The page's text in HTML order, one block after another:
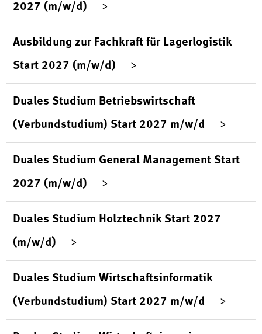
2027 (m/w/d)
Ausbildung zur Fachkraft für Lagerlogistik
Start 2027 (m/w/d)
Duales Studium Betriebswirtschaft
(Verbundstudium) Start 2027 m/w/d
Duales Studium General Management Start
2027 (m/w/d)
Duales Studium Holztechnik Start 2027
(m/w/d)
Duales Studium Wirtschaftsinformatik
(Verbundstudium) Start 2027 m/w/d